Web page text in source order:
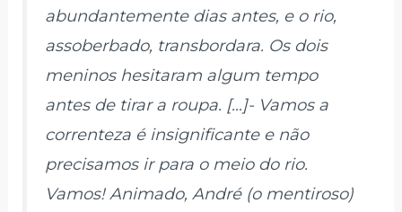
abundantemente dias antes, e o rio,
assoberbado, transbordara. Os dois
meninos hesitaram algum tempo
antes de tirar a roupa. […]- Vamos a
correnteza é insignificante e não
precisamos ir para o meio do rio.
Vamos! Animado, André (o mentiroso)